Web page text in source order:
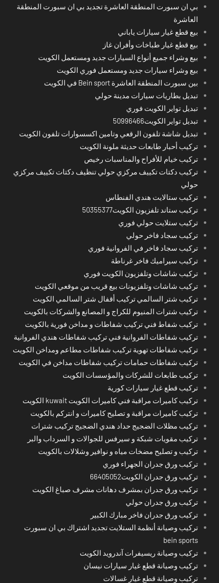
بي ان سبورت المنطقة العاشرة تجديد بي ان سبورت المنطقة
العاشرة
بيع قطع غيار سيارات ياباني
بيع قطع غيار طباخات وأفران غاز
بيع وشراء جميع أنواع السيارات جديد ومستعمل الكويت
بيع وشراء سيارات جديد ومستعمل فوري الكويت
بين سبورت المنطقة العاشرة Bein sport في الكويت
تبديل بطاريات سيارات مدينة حولي
تبديل تواير الكويت فوري
تبديل تواير الكويت50996466
تبديل شاشة تلفون الرقعي وتامين اكسسوارات تلفون الكويت
تركيب أحبار طابعات حديثة ملونة الكويت
تركيب خيام للأفراح والمناسبات رخيص
تركيب دكتات تكييف مركزي حولي تنظيف دكتات تكييف مركزي
حولي
تركيب ستالايت هندي الفنطاس
تركيب ستاند تلفزيون الكويت50355377
تركيب ستلايت حولي فوري
تركيب سجاد فاخر حولي
تركيب سجاد فاخر في الفروانية فوري
تركيب سيراميك فاخر غرناطة
تركيب شاشات وتلفزيون الكويت فوري
تركيب شاشات وتلفزيونات بيع قريب من موقعي الكويت
تركيب شتر السالمي تركيب أقفال شتر السالمي الكويت
تركيب شترات المنيوم للكراج و المصانع والشركات بالكويت
تركيب شفاط فني تركيب شفاطات و مداخن فورية بالكويت
تركيب شفاطات الفروانية فني تركيب شفاطات هندي الفروانية
تركيب شفاطات تهوية تركيب شفاطات مطاعم ومداخن الكويت
تركيب شفاطات حمامات تركيب شفاطات مداخن في الكويت
تركيب طابعات للشركات والمؤسسات الكويت
تركيب قطع غيار سيارات كورية
تركيب كاميرات مراقبة فني كاميرات الكويت kuwait الكويت
تركيب كاميرات مراقبة و تصليح كاميرات و انتركم بالكويت
تركيب مظلات الضجيج حداد هندي الضجيج تركيب شترات
تركيب مقويات شبكة و سيرفس للجوالات و السرداب والبر
تركيب و تصليح مضخات مياه و نوافير وشلالات بالكويت
تركيب ورق جدران الجهراء فوري
تركيب ورق جدران الكويت66405052
تركيب ورق جدران بمشرف دهانات مشرف صباغ الكويت
تركيب ورق جدران حولي
تركيب ورق جدران فاخر مبارك الكبير
تركيب وصيانة أنظمة الستلايت تجديد اشتراك بي ان سبورت
bein sports
تركيب وصيانة ريسيفرات آندرويد الكويت
تركيب وصيانة قطع غيار سيارات نيسان
تركيب وصيانة قطع غيار غسالات